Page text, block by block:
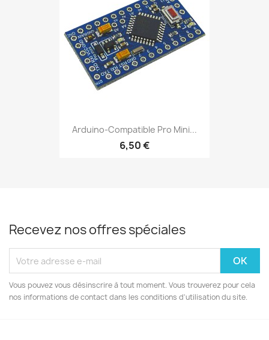
Arduino-Compatible Pro Mini...
6,50 €
Recevez nos offres spéciales
Vous pouvez vous désinscrire à tout moment. Vous trouverez pour cela
nos informations de contact dans les conditions d'utilisation du site.